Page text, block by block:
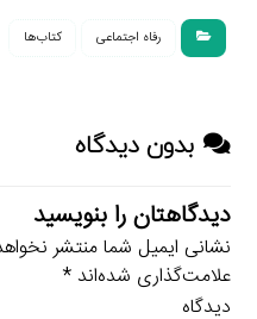
رفاه اجتماعی کتاب‌ها
بدون دیدگاه
دیدگاهتان را بنویسید
نشانی ایمیل شما منتشر
علامت‌گذاری شده‌اند*
دیدگاه